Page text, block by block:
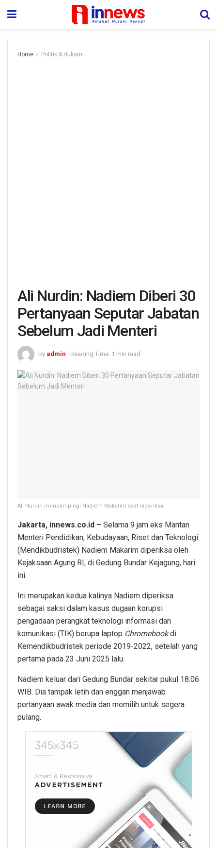
Home Politik & Hukum
Ali Nurdin: Nadiem Diberi 30
Pertanyaan Seputar Jabatan
Sebelum Jadi Menteri
by admin Reading Time: 1 min read
Ali Nurdin mendampingi Nadiem Makarim saat diperiksa
Jakarta, innews.co.id – Selama 9 jam eks Mantan
Menteri Pendidikan, Kebudayaan, Riset dan Teknologi
(Mendikbudristek) Nadiem Makarim diperiksa oleh
Kejaksaan Agung RI, di Gedung Bundar Kejagung, hari
ini.
Ini merupakan kedua kalinya Nadiem diperiksa
sebagai saksi dalam kasus dugaan korupsi
pengadaan perangkat teknologi informasi dan
komunikasi (TIK) berupa laptop Chromebookdi
Kemendikbudristek periode 2019-2022, setelah yang
pertama pada 23 Juni 2025 lalu.
Nadiem keluar dari Gedung Bundar sekitar pukul 18.06
WIB. Dia tampak letih dan enggan menjawab
pertanyaan awak media dan memilih untuk segera
pulang.